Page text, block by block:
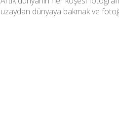
uzaydan dünyaya bakmak ve